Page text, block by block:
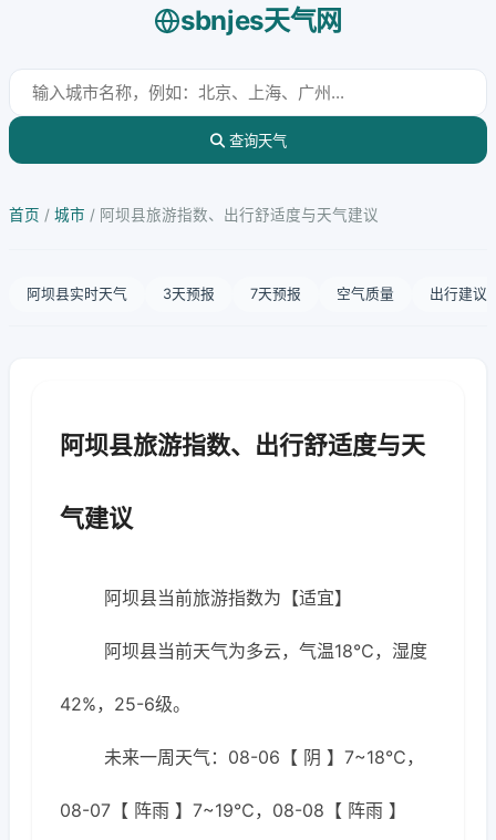
sbnjes天气网
查询天气
首页 / 城市 / 阿坝县旅游指数、出行舒适度与天气建议
阿坝县实时天气 3天预报 7天预报 空气质量 出行建议
阿坝县旅游指数、出行舒适度与天
气建议
阿坝县当前旅游指数为【适宜】
阿坝县当前天气为多云，气温18℃，湿度
42%，25-6级。
未来一周天气：08-06【 阴 】7~18℃，
08-07【 阵雨 】7~19℃，08-08【 阵雨 】